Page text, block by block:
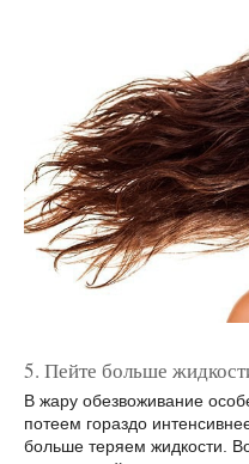
5. Пейте больше
В жару обезвоживание
потеем гораздо
больше теряем жидкости.